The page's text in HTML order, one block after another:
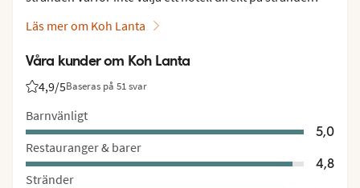
Läs mer om Koh Lanta
Våra kunder om Koh Lanta
4,9/5Baseras på 51 svar
Betyg från Vings gäster: 4.9/5
Barnvänligt
5,0
Restauranger & barer
4,8
Stränder